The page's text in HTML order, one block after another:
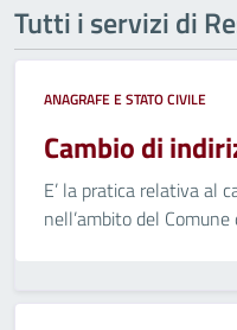
Tutti i servizi di
ANAGRAFE E STATO CIVILE
Cambio di
E’ la pratica relativa al
nell’ambito del Comune